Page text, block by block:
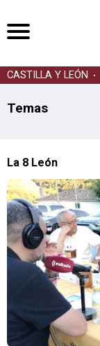
CASTILLA Y LEÓN
Temas
La 8 León